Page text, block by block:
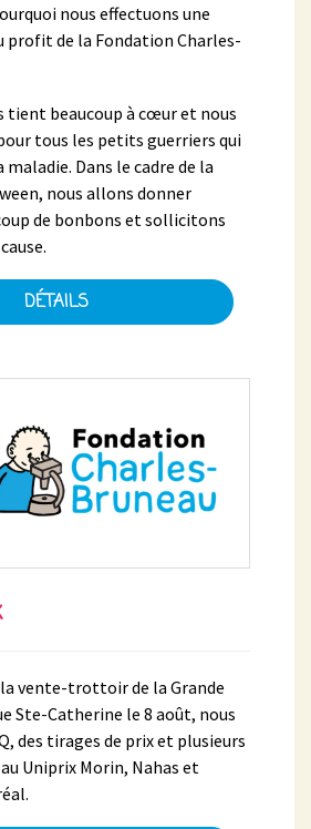
nous effectuons une
profit de la Fondation Charles-
tient beaucoup à cœur et nous
tous les petits guerriers qui
Dans le cadre de la
nous allons donner
de bonbons et sollicitons
DÉTAILS
la vente-trottoir de la Grande
Ste-Catherine le 8 août, nous
des tirages de prix et plusieurs
Uniprix Morin, Nahas et